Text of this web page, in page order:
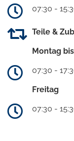
07:30 -
Teile &
Montag
07:30 -
Freitag
07:30 -